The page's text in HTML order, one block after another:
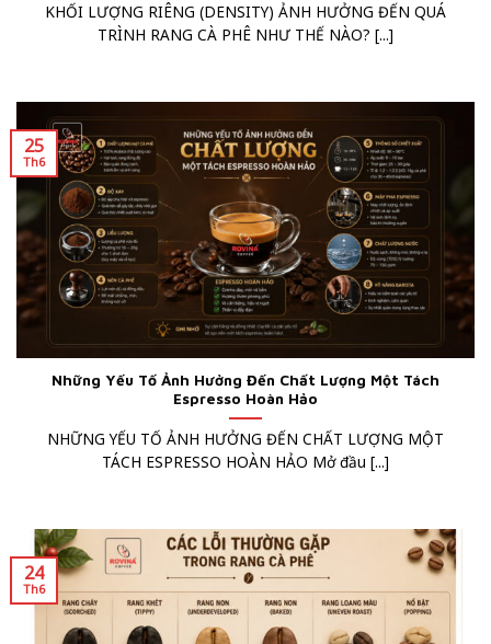
KHỐI LƯỢNG RIÊNG (DENSITY) ẢNH HƯỞNG ĐẾN QUÁ
TRÌNH RANG CÀ PHÊ NHƯ THẾ NÀO? [...]
Những Yếu Tố Ảnh Hưởng Đến Chất Lượng Một Tách
Espresso Hoàn Hảo
NHỮNG YẾU TỐ ẢNH HƯỞNG ĐẾN CHẤT LƯỢNG MỘT
TÁCH ESPRESSO HOÀN HẢO Mở đầu [...]
25
Th6
24
Th6